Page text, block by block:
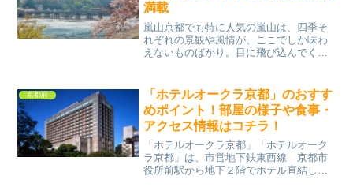
満載
嵐山京都でも特に人気の嵐山は、四季そ
れぞれの景観や風情が、ここでしか味わ
えないものばかり。目に飛び込んでくる
ので、疲れた心や体を癒してくれてリフ
レッシュできるスポットで...
京都府
「ホテルオークラ京都」のおすす
めポイント！部屋の様子や食事・
アクセス情報はコチラ！
「ホテルオークラ京都」「ホテルオーク
ラ京都」は、市営地下鉄東西線 京都市
役所前駅から地下２階でホテル直結し